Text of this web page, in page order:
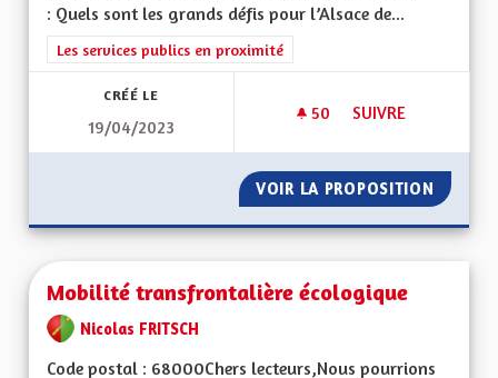
: Quels sont les grands défis pour l’Alsace de...
Filtrer les résultats de la catégorie : Les services publics en
Les services publics en proximité
CRÉÉ LE
19/04/2023
50 50 ABONNÉS
SUIVRE
VOIR LA PROPOSITION
Mobilité transfrontalière écologique
Nicolas FRITSCH
Code postal : 68000Chers lecteurs,Nous pourrions